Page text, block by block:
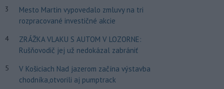
3
Mesto Martin vypovedalo zmluvy na tri
rozpracované investičné akcie
4
ZRÁŽKA VLAKU S AUTOM V LOZORNE:
Rušňovodič jej už nedokázal zabrániť
5
V Košiciach Nad jazerom začína výstavba
chodníka,otvorili aj pumptrack